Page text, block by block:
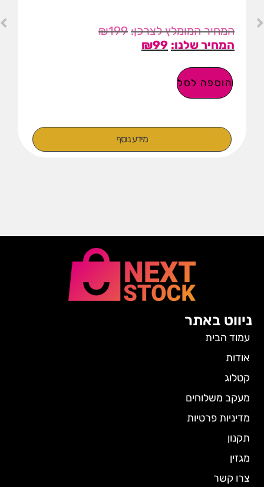
₪199
₪99
הוספה לסל
מידע נוסף
ניווט באתר
עמוד הבית
אודות
קטלוג
מעקב משלוחים
מדיניות פרטיות
תקנון
מגזין
צרו קשר